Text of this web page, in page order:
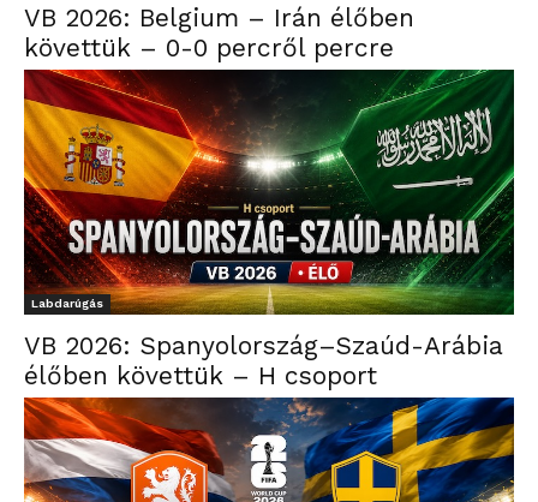
VB 2026: Belgium – Irán élőben
követtük – 0-0 percről percre
Labdarúgás
VB 2026: Spanyolország–Szaúd-Arábia
élőben követtük – H csoport